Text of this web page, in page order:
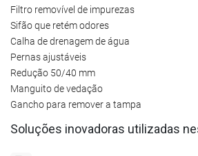
Filtro removível de impurezas
Sifão que retém odores
Calha de drenagem de água
Pernas ajustáveis
Redução 50/40 mm
Manguito de vedação
Gancho para remover a tampa
Soluções inovadoras utilizadas